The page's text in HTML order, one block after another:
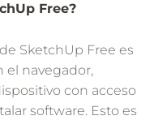
Free?
SketchUp Free es
el navegador,
con acceso
software. Esto es